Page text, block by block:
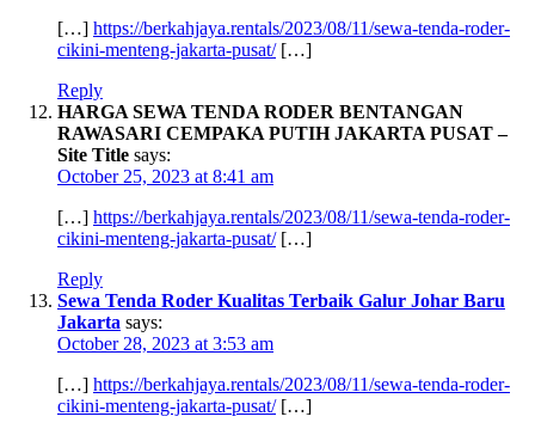
[…] https://berkahjaya.rentals/2023/08/11/sewa-tenda-roder-
cikini-menteng-jakarta-pusat/[…]
Reply
HARGA SEWA TENDA RODER BENTANGAN
RAWASARI CEMPAKA PUTIH JAKARTA PUSAT –
Site Title says:
October 25, 2023 at 8:41 am
[…] https://berkahjaya.rentals/2023/08/11/sewa-tenda-roder-
cikini-menteng-jakarta-pusat/[…]
Reply
Sewa Tenda Roder Kualitas Terbaik Galur Johar Baru
Jakarta says:
October 28, 2023 at 3:53 am
[…] https://berkahjaya.rentals/2023/08/11/sewa-tenda-roder-
cikini-menteng-jakarta-pusat/[…]